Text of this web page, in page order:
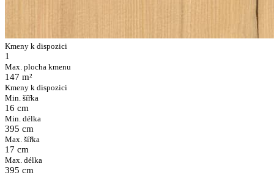
Kmeny k dispozici
1
Max. plocha kmenu
147 m²
Kmeny k dispozici
Min. šířka
16 cm
Min. délka
395 cm
Max. šířka
17 cm
Max. délka
395 cm